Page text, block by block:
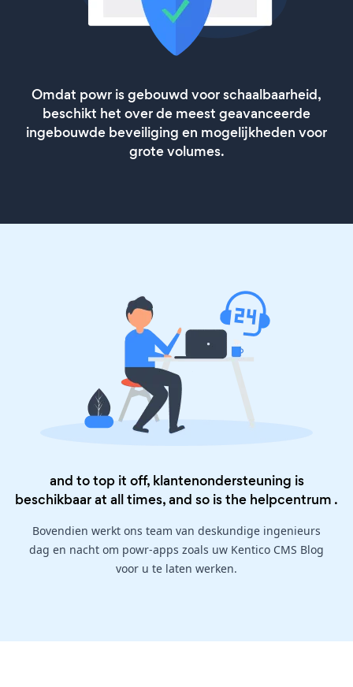
Omdat powr is gebouwd voor schaalbaarheid,
beschikt het over de meest geavanceerde
ingebouwde beveiliging en mogelijkheden voor
grote volumes.
and to top it off, klantenondersteuning is
beschikbaar at all times, and so is the helpcentrum .
Bovendien werkt ons team van deskundige ingenieurs
dag en nacht om powr-apps zoals uw Kentico CMS Blog
voor u te laten werken.